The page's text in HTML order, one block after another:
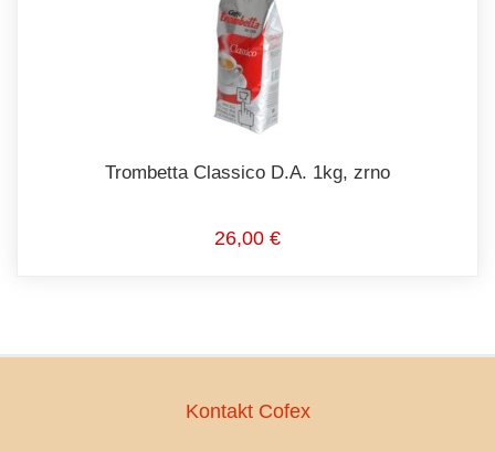
Trombetta Classico D.A. 1kg, zrno
26,00 €
Kontakt Cofex